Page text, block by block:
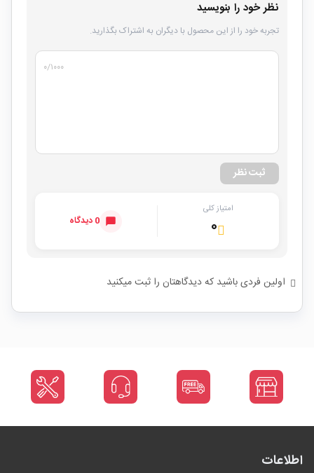
نظر خود را بنویسید
تجربه خود را از این محصول با دیگران به اشتراک بگذارید.
۰/۱۰۰۰
ثبت نظر
امتیاز کلی
۰ 0 دیدگاه
اولین فردی باشید که دیدگاهتان را ثبت میکنید
اطلاعات